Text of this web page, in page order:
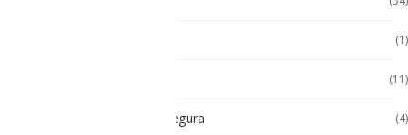
(1)
(11)
Cámara Intrínsecamente Segura (4)